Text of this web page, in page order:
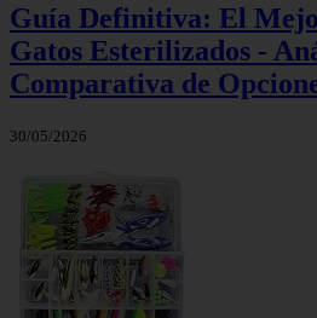
Guía Definitiva: El
Gatos Esterilizados -
Comparativa de
30/05/2026